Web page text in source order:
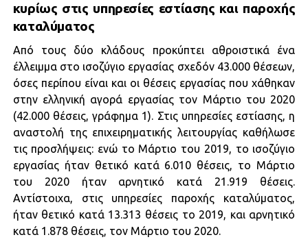
κυρίως στις υπηρεσίες εστίασης και παροχής
καταλύματος
Από τους δύο κλάδους προκύπτει αθροιστικά ένα
έλλειμμα στο ισοζύγιο εργασίας σχεδόν 43.000 θέσεων,
όσες περίπου είναι και οι θέσεις εργασίας που χάθηκαν
στην ελληνική αγορά εργασίας τον Μάρτιο του 2020
(42.000 θέσεις, γράφημα 1). Στις υπηρεσίες εστίασης, η
αναστολή της επιχειρηματικής λειτουργίας καθήλωσε
τις προσλήψεις: ενώ το Μάρτιο του 2019, το ισοζύγιο
εργασίας ήταν θετικό κατά 6.010 θέσεις, το Μάρτιο
του 2020 ήταν αρνητικό κατά 21.919 θέσεις.
Αντίστοιχα, στις υπηρεσίες παροχής καταλύματος,
ήταν θετικό κατά 13.313 θέσεις το 2019, και αρνητικό
κατά 1.878 θέσεις, τον Μάρτιο του 2020.